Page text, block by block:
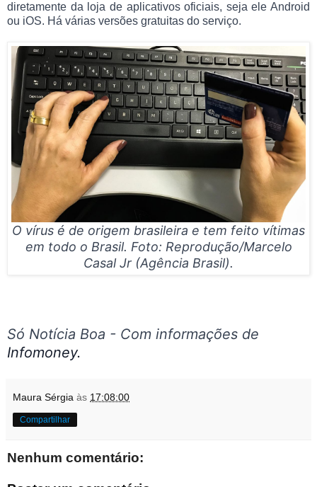
diretamente da loja de aplicativos oficiais, seja ele Android
ou iOS. Há várias versões gratuitas do serviço.
O vírus é de origem brasileira e tem feito vítimas
em todo o Brasil. Foto: Reprodução/Marcelo
Casal Jr (Agência Brasil).
Só Notícia Boa - Com informações de
Infomoney.
Maura Sérgia às 17:08:00
Compartilhar
Nenhum comentário: